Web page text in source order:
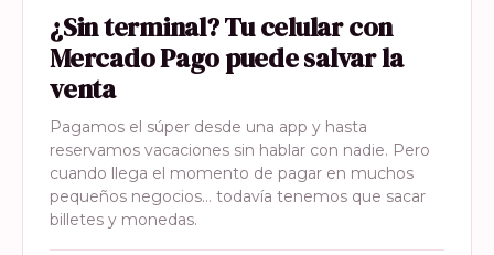
¿Sin terminal? Tu celular con
Mercado Pago puede salvar la
venta
Pagamos el súper desde una app y hasta
reservamos vacaciones sin hablar con nadie. Pero
cuando llega el momento de pagar en muchos
pequeños negocios… todavía tenemos que sacar
billetes y monedas.